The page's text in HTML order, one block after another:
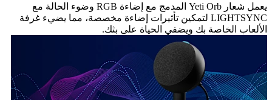
يعمل شعار Yeti Orb المدمج مع إضاءة RGB وضوء الحالة مع
LIGHTSYNC لتمكين تأثيرات إضاءة مخصصة، مما يضيء غرفة
الألعاب الخاصة بك ويضفي الحياة على بثك.